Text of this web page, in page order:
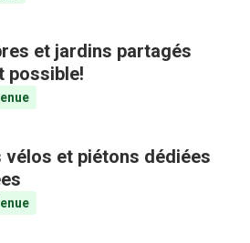
et jardins partagés
possible!
vélos et piétons dédiées